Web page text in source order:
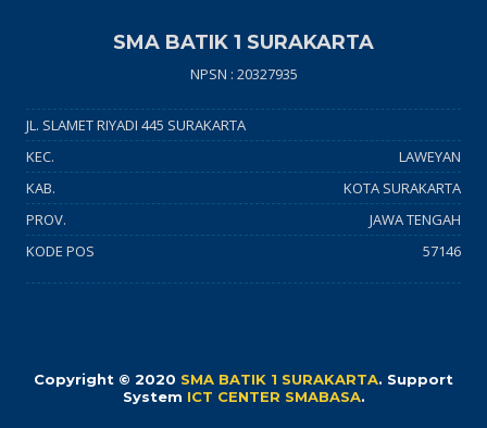
SMA BATIK 1 SURAKARTA
NPSN : 20327935
JL. SLAMET RIYADI 445 SURAKARTA
KEC.
LAWEYAN
KAB.
KOTA SURAKARTA
PROV.
JAWA TENGAH
KODE POS
57146
Copyright © 2020 SMA BATIK 1 SURAKARTA. Support
System ICT CENTER SMABASA.